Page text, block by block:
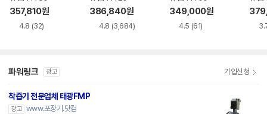
357,810원
4.8 (32)
386,840원
4.8 (3,684)
349,000원
4.5 (61)
파워링크 광고 가입신청
착즙기 전문업체 태광FMP
광고 www.포장기.닷컴